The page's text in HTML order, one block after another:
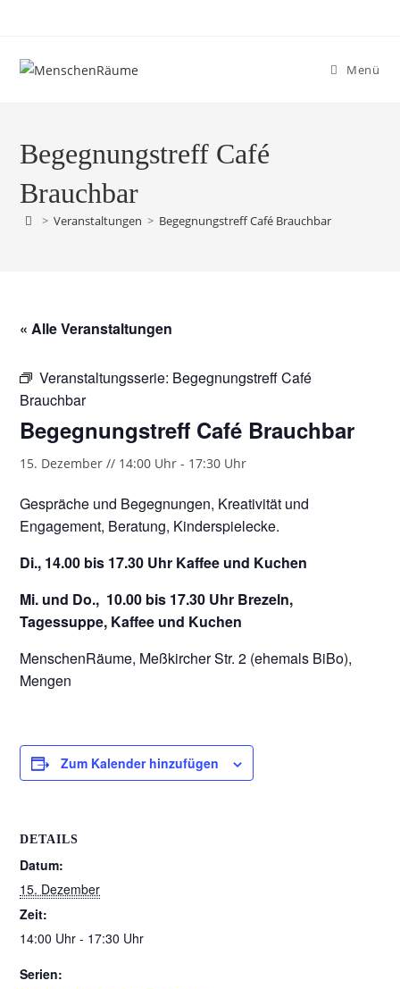
Menü
Begegnungstreff Café
Brauchbar
> Veranstaltungen > Begegnungstreff Café Brauchbar
« Alle Veranstaltungen
Veranstaltungsserie: Begegnungstreff Café
Brauchbar
Begegnungstreff Café Brauchbar
15. Dezember // 14:00 Uhr - 17:30 Uhr
Gespräche und Begegnungen, Kreativität und
Engagement, Beratung, Kinderspielecke.
Di., 14.00 bis 17.30 Uhr Kaffee und Kuchen
Mi. und Do., 10.00 bis 17.30 Uhr Brezeln,
Tagessuppe, Kaffee und Kuchen
MenschenRäume, Meßkircher Str. 2 (ehemals BiBo),
Mengen
Zum Kalender hinzufügen
DETAILS
Datum:
15. Dezember
Zeit:
14:00 Uhr - 17:30 Uhr
Serien: